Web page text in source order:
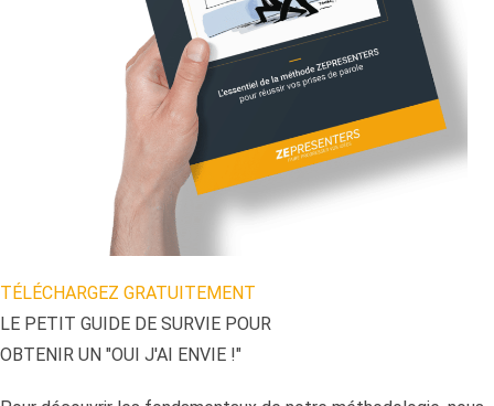
TÉLÉCHARGEZ GRATUITEMENT
LE PETIT GUIDE DE SURVIE POUR
OBTENIR UN "OUI J'AI ENVIE !"